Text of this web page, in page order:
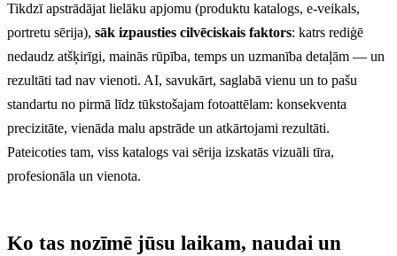
Tikdzī apstrādājat lielāku apjomu (produktu katalogs, e-veikals,
portretu sērija), sāk izpausties cilvēciskais faktors: katrs rediģē
nedaudz atšķirīgi, mainās rūpība, temps un uzmanība detaļām — un
rezultāti tad nav vienoti. AI, savukārt, saglabā vienu un to pašu
standartu no pirmā līdz tūkstošajam fotoattēlam: konsekventa
precizitāte, vienāda malu apstrāde un atkārtojami rezultāti.
Pateicoties tam, viss katalogs vai sērija izskatās vizuāli tīra,
profesionāla un vienota.
Ko tas nozīmē jūsu laikam, naudai un